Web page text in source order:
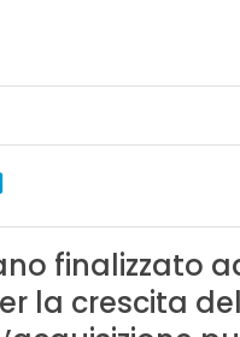
finalizzato
la crescita